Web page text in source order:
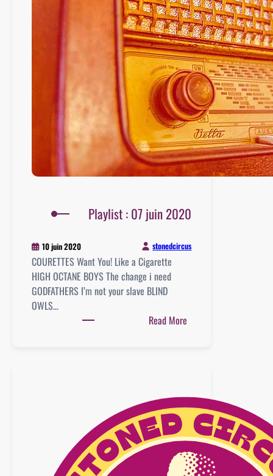
Playlist : 07 juin 2020
10 juin 2020 stonedcircus
COURETTES Want You! Like a Cigarette
HIGH OCTANE BOYS The change i need
GODFATHERS I’m not your slave BLIND
OWLS…
Read More
2020